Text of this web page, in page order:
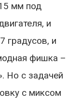
мм под
и
градусов, и
фишка –
Но с задачей
с миксом